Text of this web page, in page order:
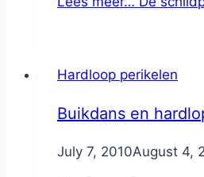
Hardloop perikelen
Buikdans en
ByNicole
July 7, 2010August 4,